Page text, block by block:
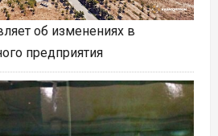
об изменениях в
предприятия